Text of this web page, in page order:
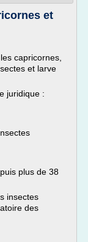
et
capricornes,
et larve
juridique :
plus de 38
insectes
des